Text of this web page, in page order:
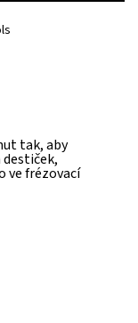
tak, aby
ve frézovacíOdeslat